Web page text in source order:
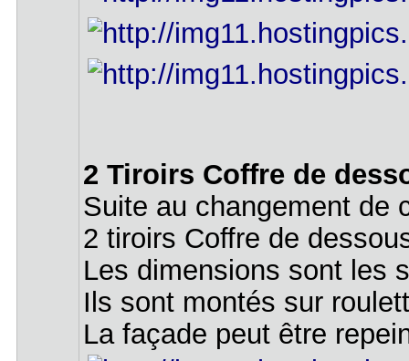
2 Tiroirs Coffre de
Suite au changement de
2 tiroirs Coffre de
Les dimensions sont les
Ils sont montés sur
La façade peut être